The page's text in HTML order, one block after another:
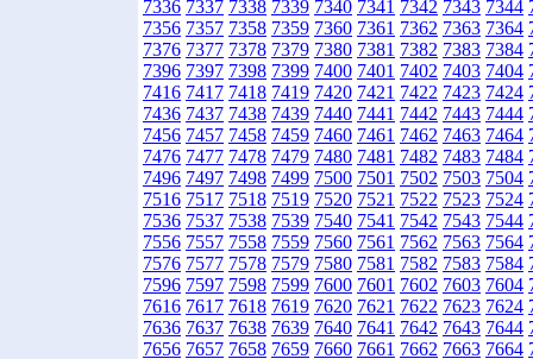
7336 7337 7338 7339 7340 7341 7342 7343 7344
7356 7357 7358 7359 7360 7361 7362 7363 7364
7376 7377 7378 7379 7380 7381 7382 7383 7384
7396 7397 7398 7399 7400 7401 7402 7403 7404
7416 7417 7418 7419 7420 7421 7422 7423 7424
7436 7437 7438 7439 7440 7441 7442 7443 7444
7456 7457 7458 7459 7460 7461 7462 7463 7464
7476 7477 7478 7479 7480 7481 7482 7483 7484
7496 7497 7498 7499 7500 7501 7502 7503 7504
7516 7517 7518 7519 7520 7521 7522 7523 7524
7536 7537 7538 7539 7540 7541 7542 7543 7544
7556 7557 7558 7559 7560 7561 7562 7563 7564
7576 7577 7578 7579 7580 7581 7582 7583 7584
7596 7597 7598 7599 7600 7601 7602 7603 7604
7616 7617 7618 7619 7620 7621 7622 7623 7624
7636 7637 7638 7639 7640 7641 7642 7643 7644
7656 7657 7658 7659 7660 7661 7662 7663 7664